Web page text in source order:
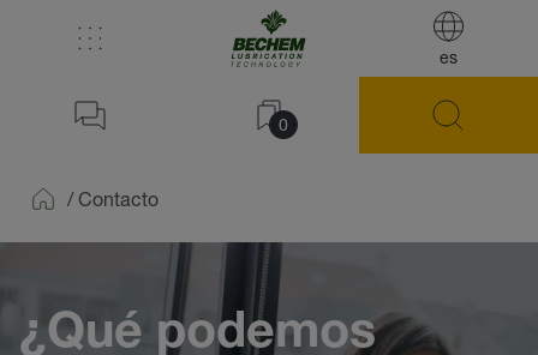
es
0
/ Contacto
¿Qué podemos